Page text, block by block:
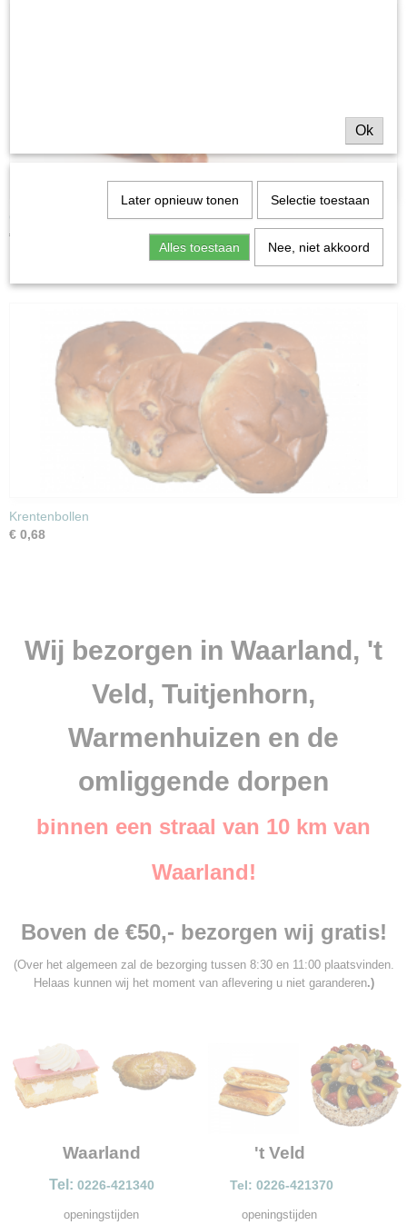
€ 1,30
Krentenbollen
€ 0,68
Wij bezorgen in Waarland, 't
Veld, Tuitjenhorn,
Warmenhuizen en de
omliggende dorpen
binnen een straal van 10 km van
Waarland!
Boven de €50,- bezorgen wij gratis!
(Over het algemeen zal de bezorging tussen 8:30 en 11:00 plaatsvinden.
Helaas kunnen wij het moment van aflevering u niet garanderen.)
Waarland
Tel: 0226-421340
openingstijden
't Veld
Tel: 0226-421370
openingstijden
Ok
Later opnieuw tonen Selectie toestaan
Alles toestaan Nee, niet akkoord